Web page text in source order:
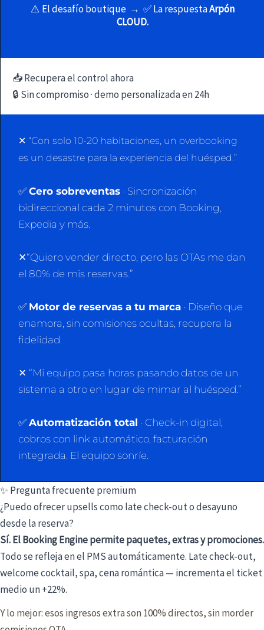
⚠️ El desafío boutique → ✅ La respuestaArpón
CLOUD.
📥 Recupera el control ahora
🔒 Sin compromiso · demo personalizada en 24h
✕ “Con solo 10-20 habitaciones, un overbooking
es un desastre para la experiencia del huésped.”
✅ Cero sobreventas · Sincronización
bidireccional cada 2 minutos con Booking,
Expedia y más.
✕“Quiero vender directo, pero las OTAs me dan
el 80% de mis reservas.”
✅ Motor de reservas a tu marca · Diseño que
enamora, sin comisiones ocultas, recupera la
fidelidad.
✕ “Mi equipo pasa horas pasando datos de un
sistema a otro en lugar de mimar al huésped.”
✅ Automatización total · Check-in digital,
cobros con link automático, facturación
integrada. El equipo sonríe.
✨ Pregunta frecuente premium
¿Puedo ofrecer upsells como late check-out o desayuno
desde la reserva?
Sí. El Booking Engine permite paquetes, extras y promociones.
Todo se refleja en el PMS automáticamente. Late check-out,
welcome cocktail, spa, cena romántica — incrementa el ticket
medio un +22%.
Y lo mejor: esos ingresos extra son 100% directos, sin morder